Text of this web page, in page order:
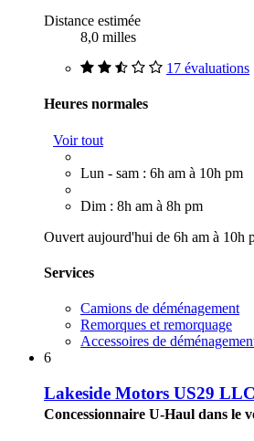
Distance estimée
8,0 milles
17 évaluations
Heures normales
Voir tout
Lun - sam : 6h am à 10h pm
Dim : 8h am à 8h pm
Ouvert aujourd'hui de 6h am à 10h
Services
Camions de déménagement
Remorques et remorquage
Accessoires de
6
Lakeside Motors US29 LLC
Concessionnaire U-Haul dans le